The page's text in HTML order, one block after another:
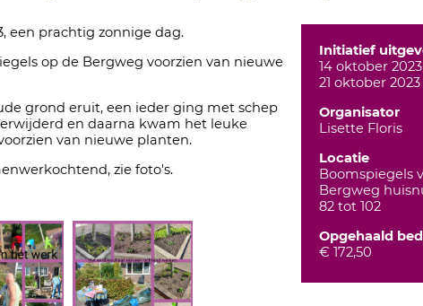
een prachtig zonnige dag.
op de Bergweg voorzien van nieuwe
grond eruit, een ieder ging met schep
en daarna kwam het leuke
van nieuwe planten.
zie foto's.
Initiatief
14 oktober
21 oktober 2023
Organisator
Lisette Floris
Locatie
Boomspiegels
Bergweg
82 tot 102
Opgehaald
€ 172,50